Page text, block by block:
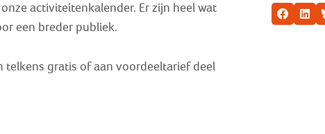
activiteitenkalender. Er zijn heel wat
een breder publiek.
telkens gratis of aan voordeeltarief deel
Facebook